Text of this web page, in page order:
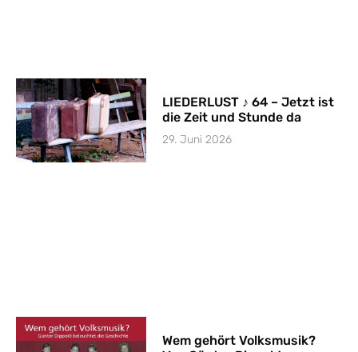
LIEDERLUST ♪ 64 – Jetzt ist
die Zeit und Stunde da
29. Juni 2026
Wem gehört Volksmusik?